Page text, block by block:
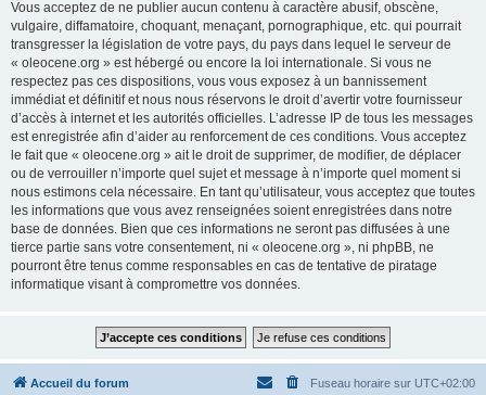
Vous acceptez de ne publier aucun contenu à caractère abusif, obscène,
vulgaire, diffamatoire, choquant, menaçant, pornographique, etc. qui pourrait
transgresser la législation de votre pays, du pays dans lequel le serveur de
« oleocene.org » est hébergé ou encore la loi internationale. Si vous ne
respectez pas ces dispositions, vous vous exposez à un bannissement
immédiat et définitif et nous nous réservons le droit d’avertir votre fournisseur
d’accès à internet et les autorités officielles. L’adresse IP de tous les messages
est enregistrée afin d’aider au renforcement de ces conditions. Vous acceptez
le fait que « oleocene.org » ait le droit de supprimer, de modifier, de déplacer
ou de verrouiller n’importe quel sujet et message à n’importe quel moment si
nous estimons cela nécessaire. En tant qu’utilisateur, vous acceptez que toutes
les informations que vous avez renseignées soient enregistrées dans notre
base de données. Bien que ces informations ne seront pas diffusées à une
tierce partie sans votre consentement, ni « oleocene.org », ni phpBB, ne
pourront être tenus comme responsables en cas de tentative de piratage
informatique visant à compromettre vos données.
Accueil du forum Fuseau horaire sur UTC+02:00